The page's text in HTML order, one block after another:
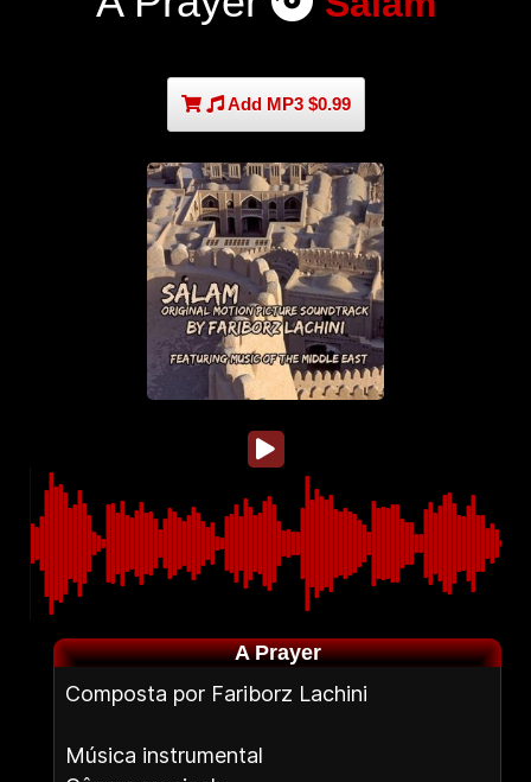
Add MP3 $0.99
A Prayer
Composta por Fariborz Lachini
Música instrumental